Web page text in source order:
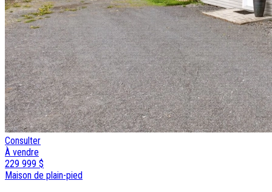
Consulter
À vendre
229 999 $
Maison de plain-pied